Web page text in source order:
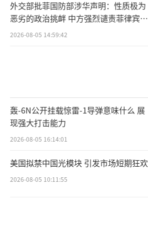
外交部批菲国防部涉华声明：性质极为
恶劣的政治挑衅 中方强烈谴责菲律宾行
为
2026-08-05 14:59:42
轰-6N公开挂载惊雷-1导弹意味什么 展
现强大打击能力
2026-08-05 16:14:01
美国拟禁中国光模块 引发市场短期狂欢
2026-08-05 10:11:55